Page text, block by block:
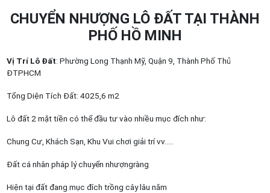
CHUYỂN NHƯỢNG LÔ ĐẤT TẠI THÀNH
PHỐ HỒ MINH
Vị Trí Lô Đất: Phường Long Thạnh Mỹ, Quận 9, Thành Phố Thủ
ĐTPHCM
Tổng Diện Tích Đất: 4025,6 m2
Lô đất 2 mặt tiền có thể đầu tư vào nhiều mục đích như:
Chung Cư, Khách Sạn, Khu Vui chơi giải trí vv…..
Đất cá nhân pháp lý chuyển nhượngràng
Hiện tại đất đang mục đích trồng cây lâu năm